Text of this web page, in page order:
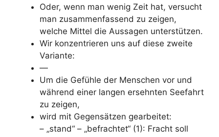
Oder, wenn man wenig Zeit hat, versucht
man zusammenfassend zu zeigen,
welche Mittel die Aussagen unterstützen.
Wir konzentrieren uns auf diese zweite
Variante:
—
Um die Gefühle der Menschen vor und
während einer langen ersehnten Seefahrt
zu zeigen,
wird mit Gegensätzen gearbeitet:
– „stand“ – „befrachtet“ (1): Fracht soll